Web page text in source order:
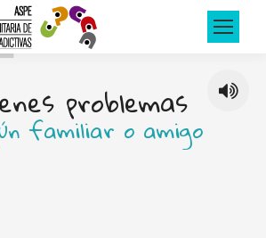
enes problemas
n familiar o amigo
rn